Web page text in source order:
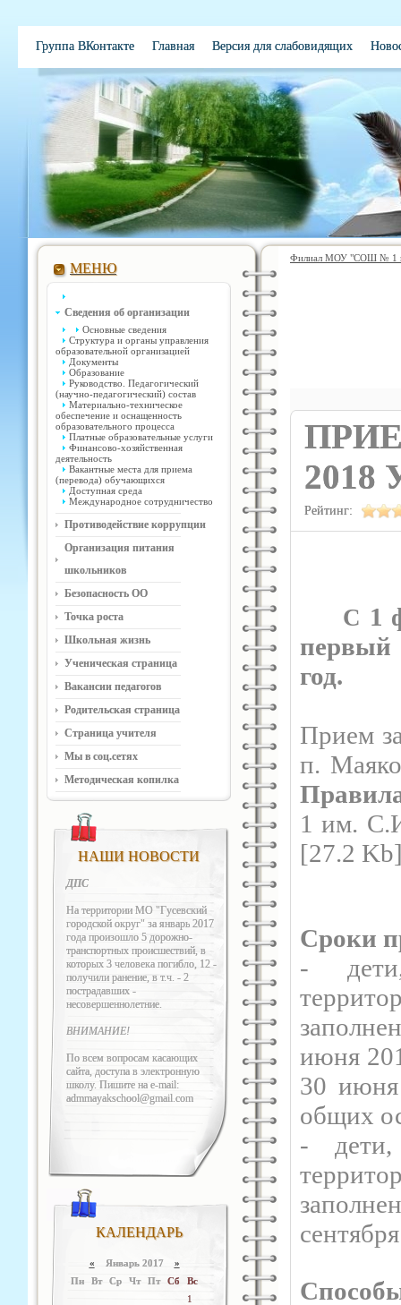
Группа ВКонтакте Главная Версия для слабовидящих
Электронная школа Обратная связь Вакансии Контакты
МЕНЮ
Сведения об организации
Основные сведения
Структура и органы управления
образовательной организацией
Документы
Образование
Руководство. Педагогический
(научно-педагогический) состав
Материально-техническое
обеспечение и оснащенность
образовательного процесса
Платные образовательные услуги
Финансово-хозяйственная
деятельность
Вакантные места для приема
(перевода) обучающихся
Доступная среда
Международное сотрудничество
Противодействие коррупции
Организация питания
школьников
Безопасность ОО
Точка роста
Школьная жизнь
Ученическая страница
Вакансии педагогов
Родительская страница
Страница учителя
Мы в соц.сетях
Методическая копилка
НАШИ НОВОСТИ
ДПС
На территории МО "Гусевский
городской округ" за январь 2017
года произошло 5 дорожно-
транспортных происшествий, в
которых 3 человека погибло, 12 -
получили ранение, в т.ч. - 2
пострадавших -
несовершеннолетние.
ВНИМАНИЕ!
По всем вопросам касающих
сайта, доступа в электронную
школу. Пишите на e-mail:
admmayakschool@gmail.com
КАЛЕНДАРЬ
« Январь 2017 »
Пн
Вт Ср Чт Пт Сб
Вс
1
Филиал МОУ "СОШ № 1
Рейтинг:
С 1
первый
год.
Прием
п.
1 им.
[27.2
Сроки
-
июня
30 июня
общих
- дети,